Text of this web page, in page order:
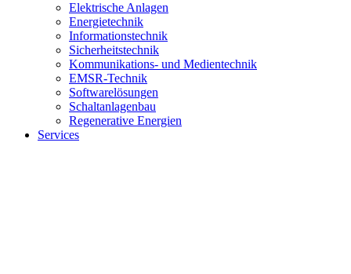
Elektrische Anlagen
Energietechnik
Informationstechnik
Sicherheitstechnik
Kommunikations- und Medientechnik
EMSR-Technik
Softwarelösungen
Schaltanlagenbau
Regenerative Energien
Services